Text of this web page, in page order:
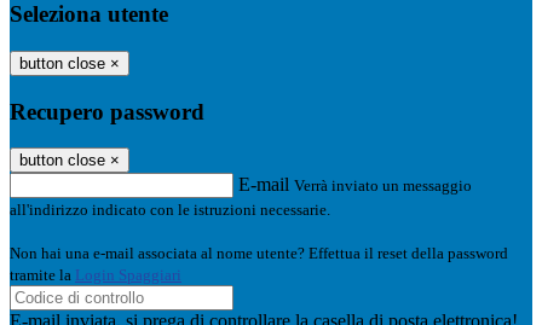
Seleziona utente
button close ×
Recupero password
button close ×
E-mail Verrà inviato un messaggio
all'indirizzo indicato con le istruzioni necessarie.
Non hai una e-mail associata al nome utente? Effettua il reset della password
tramite la Login Spaggiari